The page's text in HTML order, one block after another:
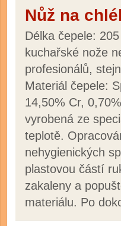
Nůž na
Délka čepele:
kuchařské nože
profesionálů,
Materiál čepele:
14,50% Cr,
vyrobená ze
teplotě.
nehygienických
plastovou částí
zakaleny a
materiálu. Po